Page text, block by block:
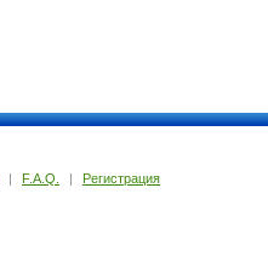
| F.A.Q. | Регистрация